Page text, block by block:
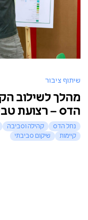
שיתוף ציבור
מהלך לשילוב
הדס – רצועת
נחל הדס קהילה וסביבה
קיימות
שיקום סביבתי